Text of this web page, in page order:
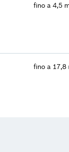
fino a 4,5
fino a 17,8